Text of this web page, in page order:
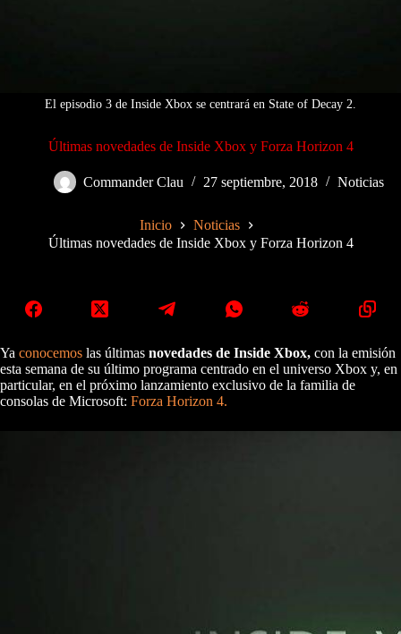
El episodio 3 de Inside Xbox se centrará en State of Decay 2.
Últimas novedades de Inside Xbox y Forza Horizon 4
Commander Clau 27 septiembre, 2018 Noticias
Inicio
Noticias
Últimas novedades de Inside Xbox y Forza Horizon 4
Ya conocemos las últimas novedades de Inside Xbox, con la emisión
esta semana de su último programa centrado en el universo Xbox y, en
particular, en el próximo lanzamiento exclusivo de la familia de
consolas de Microsoft: Forza Horizon 4.